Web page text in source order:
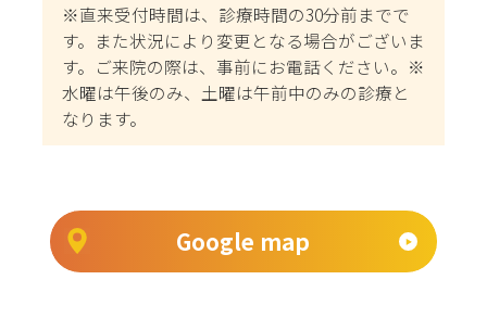
※直来受付時間は、診療時間の30分前までで
す。また状況により変更となる場合がございま
す。ご来院の際は、事前にお電話ください。※
水曜は午後のみ、土曜は午前中のみの診療と
なります。
Google map